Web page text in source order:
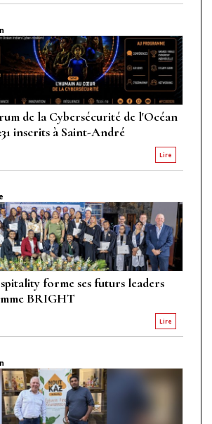
de la Cybersécurité de l'Océan
inscrits à Saint-André
Lire
forme ses futurs leaders
BRIGHT
Lire